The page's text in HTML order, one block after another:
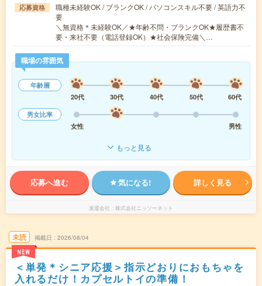
応募資格
職種未経験OK / ブランクOK / パソコンスキル不要 / 英語力不
要
＼無資格＊未経験OK／★年齢不問・ブランクOK★履歴書不
要・来社不要（電話登録OK）★社会保険完備＼…
職場の雰囲気
年齢層
20代
30代 40代 50代
60代
男女比率
女性
男性
もっと見る
応募へ進む 気になる! 詳しく見る
派遣会社 株式会社ニッソーネット
未読
NEW
掲載日 2026/08/04
＜単発＊シニア応援＞指示どおりにおもちゃを
入れるだけ！カプセルトイの準備！